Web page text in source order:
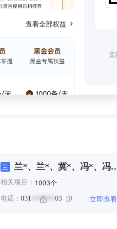
查看全部权益
交
兰
兰*、兰*、冀*、冯*、冯
*、梁**
相关项目： 1003个
电话： 031 ******* 03 立即查看